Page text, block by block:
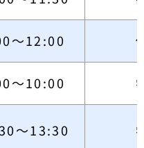
～12:00
～10:00
～13:30